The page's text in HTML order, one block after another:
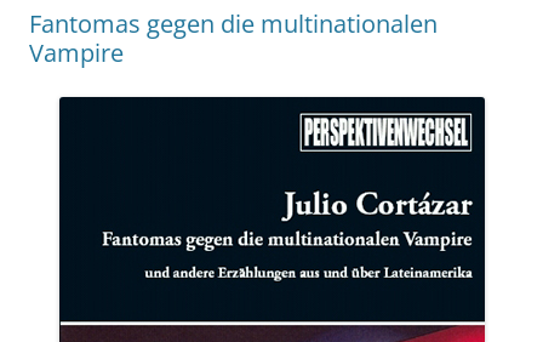
Fantomas gegen die multinationalen
Vampire